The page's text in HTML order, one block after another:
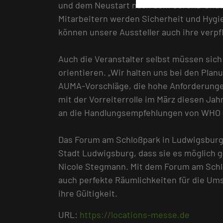
und dem Neustart nach dem Corona-
Mitarbeitern werden Sicherheit und
können unsere Aussteller auch ihre
Auch die Veranstalter selbst müssen
orientieren. „Wir halten uns bei den
AUMA-Vorschläge, die hohe
mit der Vorreiterrolle im März diesen
an die Handlungsempfehlungen von
Das Forum am Schloßpark in
Stadt Ludwigsburg, dass sie es möglich
Nicole Stegmann. Mit dem Forum am
auch perfekte Räumlichkeiten für die
ihre Gültigkeit.
URL: https://locations-messe.de